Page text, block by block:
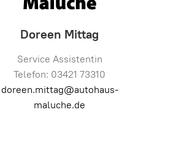
Doreen Mittag
Service Assistentin
Telefon: 03421 73310
doreen.mittag@autohaus-
maluche.de